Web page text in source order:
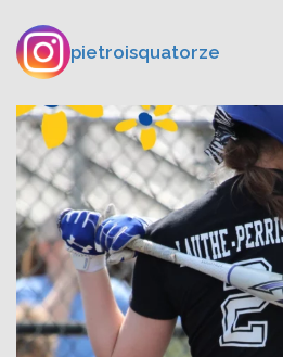
pietroisquatorze